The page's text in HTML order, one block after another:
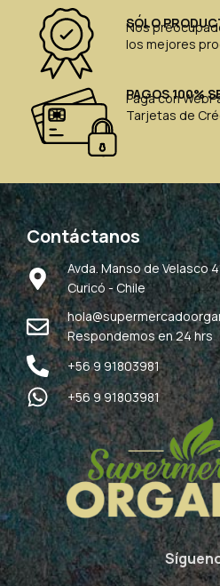
SÓLO
Nos
los mejores
PAGOS 100%
Paga con
Tarjetas de
Contáctanos
Avda. Manso de Velasco
Curicó - Chile
Respondemos en 24 hrs
+56 9 91803981
+56 9 91803981